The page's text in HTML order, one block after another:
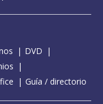
DVD
Guía / directorio